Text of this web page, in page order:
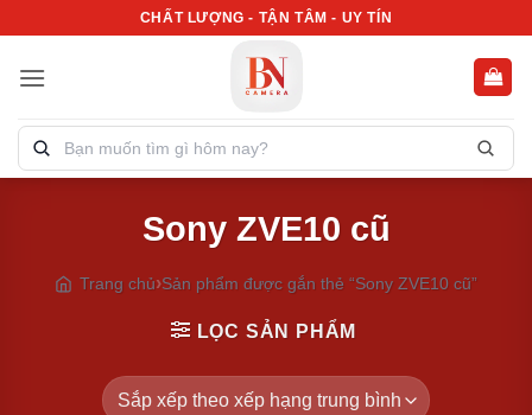
nội
CHẤT LƯỢNG - TẬN TÂM - UY TÍN
Tìm
kiếm
Sony ZVE10 cũ
Trang chủ Sản phẩm được gắn thẻ “Sony ZVE10 cũ”
LỌC SẢN PHẨM